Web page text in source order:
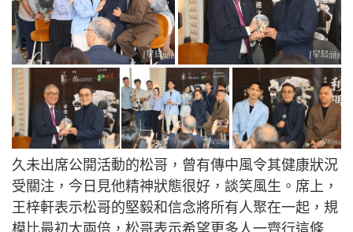
久未出席公開活動的松哥，曾有傳中風令其健康狀況
受關注，今日見他精神狀態很好，談笑風生。席上，
王梓軒表示松哥的堅毅和信念將所有人聚在一起，規